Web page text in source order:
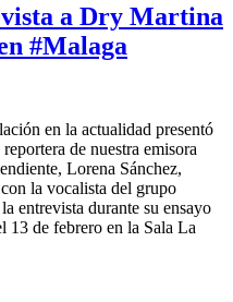
a Dry Martina
#Malaga
en la actualidad presentó
de nuestra emisora
Lorena Sánchez,
la vocalista del grupo
entrevista durante su ensayo
13 de febrero en la Sala La